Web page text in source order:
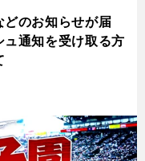
どのお知らせが届
通知を受け取る方